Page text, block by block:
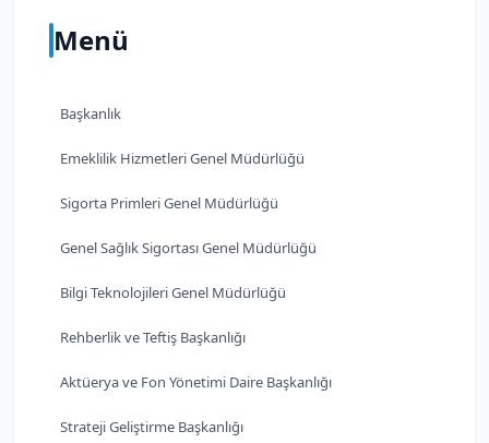
Menü
Başkanlık
Emeklilik Hizmetleri Genel Müdürlüğü
Sigorta Primleri Genel Müdürlüğü
Genel Sağlık Sigortası Genel Müdürlüğü
Bilgi Teknolojileri Genel Müdürlüğü
Rehberlik ve Teftiş Başkanlığı
Aktüerya ve Fon Yönetimi Daire Başkanlığı
Strateji Geliştirme Başkanlığı